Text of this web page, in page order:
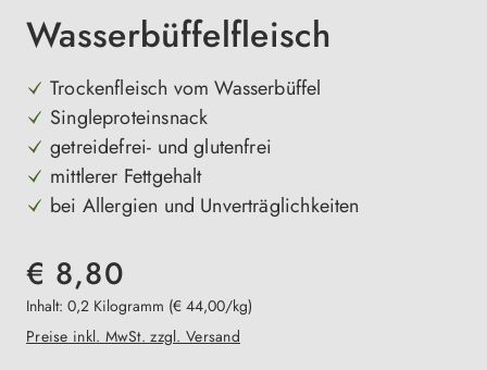
Wasserbüffelfleisch
Trockenfleisch vom Wasserbüffel
Singleproteinsnack
getreidefrei- und glutenfrei
mittlerer Fettgehalt
bei Allergien und Unverträglichkeiten
€ 8,80
Inhalt: 0,2 Kilogramm (€ 44,00/kg)
Preise inkl. MwSt. zzgl. Versand